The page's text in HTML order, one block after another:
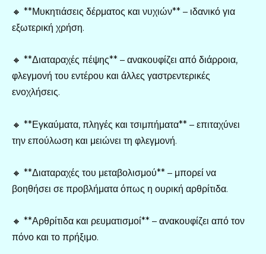
🔸 **Μυκητιάσεις δέρματος και νυχιών** – ιδανικό για
εξωτερική χρήση.
🔸 **Διαταραχές πέψης** – ανακουφίζει από διάρροια,
φλεγμονή του εντέρου και άλλες γαστρεντερικές
ενοχλήσεις.
🔸 **Εγκαύματα, πληγές και τσιμπήματα** – επιταχύνει
την επούλωση και μειώνει τη φλεγμονή.
🔸 **Διαταραχές του μεταβολισμού** – μπορεί να
βοηθήσει σε προβλήματα όπως η ουρική αρθρίτιδα.
🔸 **Αρθρίτιδα και ρευματισμοί** – ανακουφίζει από τον
πόνο και το πρήξιμο.